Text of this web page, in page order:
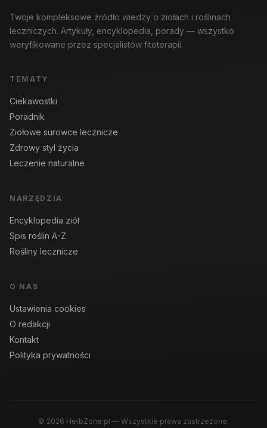
Twoje kompleksowe źródło wiedzy o ziołach i roślinach
leczniczych. Artykuły, encyklopedia, porady — wszystko
weryfikowane przez specjalistów fitoterapii.
TEMATY
Ciekawostki
Poradnik
Ziołowe surowce lecznicze
Zdrowy styl życia
Leczenie naturalne
NARZĘDZIA
Encyklopedia ziół
Spis roślin A-Z
Rośliny lecznicze
O NAS
Ustawienia cookies
O redakcji
Kontakt
Polityka prywatności
© 2026 HerbZone.pl — Wszystkie prawa zastrzeżone.